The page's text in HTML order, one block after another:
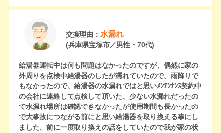
交換理由： 水漏れ
(兵庫県宝塚市／男性・70代)
給湯器運転中は何も問題はなかったのですが、偶然に家の
外周りを点検中給湯器のしたが濡れていたので、雨降りで
もなかったので、給湯器の水漏れではと思いﾒﾝﾃﾝﾅﾝｽ契約中
の会社に連絡して点検して頂いた、少ない水漏れだったの
で水漏れ場所は確認できなかったが使用期間も長かったの
で大事故につながる前にと思い給湯器を取り換える事にし
ました、前に一度取り換えの話をしていたので我が家の状